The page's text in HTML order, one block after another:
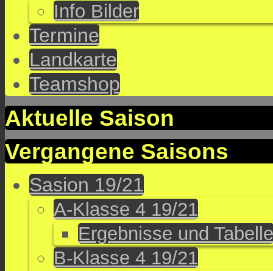
Info Bilder
Termine
Landkarte
Teamshop
Aktuelle Saison
Vergangene Saisons
Sasion 19/21
A-Klasse 4 19/21
Ergebnisse und Tabelle
B-Klasse 4 19/21